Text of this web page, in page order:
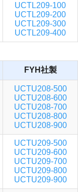
UCTL209-100
UCTL209-200
UCTL209-300
UCTL209-400
FYH社製
UCTU208-500
UCTU208-600
UCTU208-700
UCTU208-800
UCTU208-900
UCTU209-500
UCTU209-600
UCTU209-700
UCTU209-800
UCTU209-900